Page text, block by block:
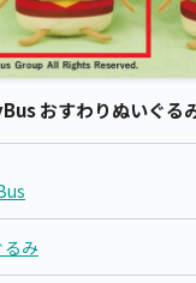
おすわりぬいぐ
るみ